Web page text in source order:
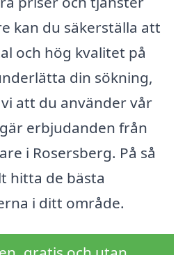
kan du säkerställa att
och hög kvalitet på
din sökning,
att du använder vår
erbjudanden från
i Rosersberg. På så
hitta de bästa
i ditt område.